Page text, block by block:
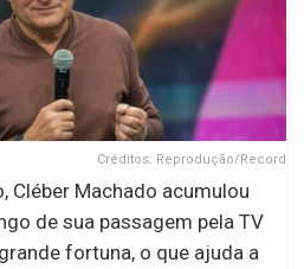
Créditos: Reprodução/Record
Cléber Machado acumulou
de sua passagem pela TV
fortuna, o que ajuda a